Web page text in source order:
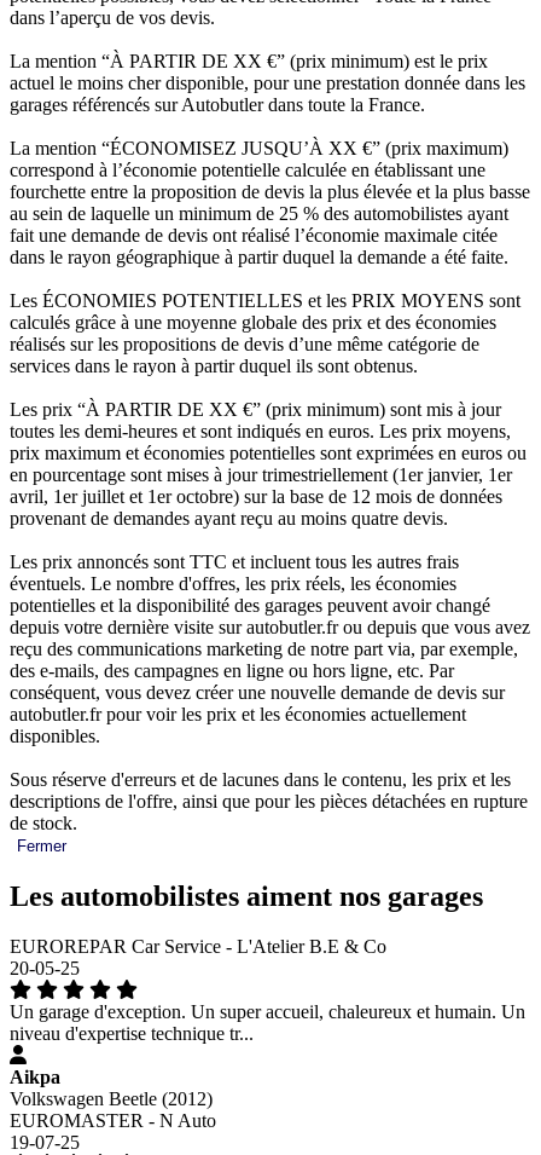
dans l’aperçu de vos devis.
La mention “À PARTIR DE XX €” (prix minimum) est le prix
actuel le moins cher disponible, pour une prestation donnée dans les
garages référencés sur Autobutler dans toute la France.
La mention “ÉCONOMISEZ JUSQU’À XX €” (prix maximum)
correspond à l’économie potentielle calculée en établissant une
fourchette entre la proposition de devis la plus élevée et la plus basse
au sein de laquelle un minimum de 25 % des automobilistes ayant
fait une demande de devis ont réalisé l’économie maximale citée
dans le rayon géographique à partir duquel la demande a été faite.
Les ÉCONOMIES POTENTIELLES et les PRIX MOYENS sont
calculés grâce à une moyenne globale des prix et des économies
réalisés sur les propositions de devis d’une même catégorie de
services dans le rayon à partir duquel ils sont obtenus.
Les prix “À PARTIR DE XX €” (prix minimum) sont mis à jour
toutes les demi-heures et sont indiqués en euros. Les prix moyens,
prix maximum et économies potentielles sont exprimées en euros ou
en pourcentage sont mises à jour trimestriellement (1er janvier, 1er
avril, 1er juillet et 1er octobre) sur la base de 12 mois de données
provenant de demandes ayant reçu au moins quatre devis.
Les prix annoncés sont TTC et incluent tous les autres frais
éventuels. Le nombre d'offres, les prix réels, les économies
potentielles et la disponibilité des garages peuvent avoir changé
depuis votre dernière visite sur autobutler.fr ou depuis que vous avez
reçu des communications marketing de notre part via, par exemple,
des e-mails, des campagnes en ligne ou hors ligne, etc. Par
conséquent, vous devez créer une nouvelle demande de devis sur
autobutler.fr pour voir les prix et les économies actuellement
disponibles.
Sous réserve d'erreurs et de lacunes dans le contenu, les prix et les
descriptions de l'offre, ainsi que pour les pièces détachées en rupture
de stock.
Fermer
Les automobilistes aiment nos garages
EUROREPAR Car Service - L'Atelier B.E & Co
20-05-25
Un garage d'exception. Un super accueil, chaleureux et humain. Un
niveau d'expertise technique tr...
Aikpa
Volkswagen Beetle (2012)
EUROMASTER - N Auto
19-07-25